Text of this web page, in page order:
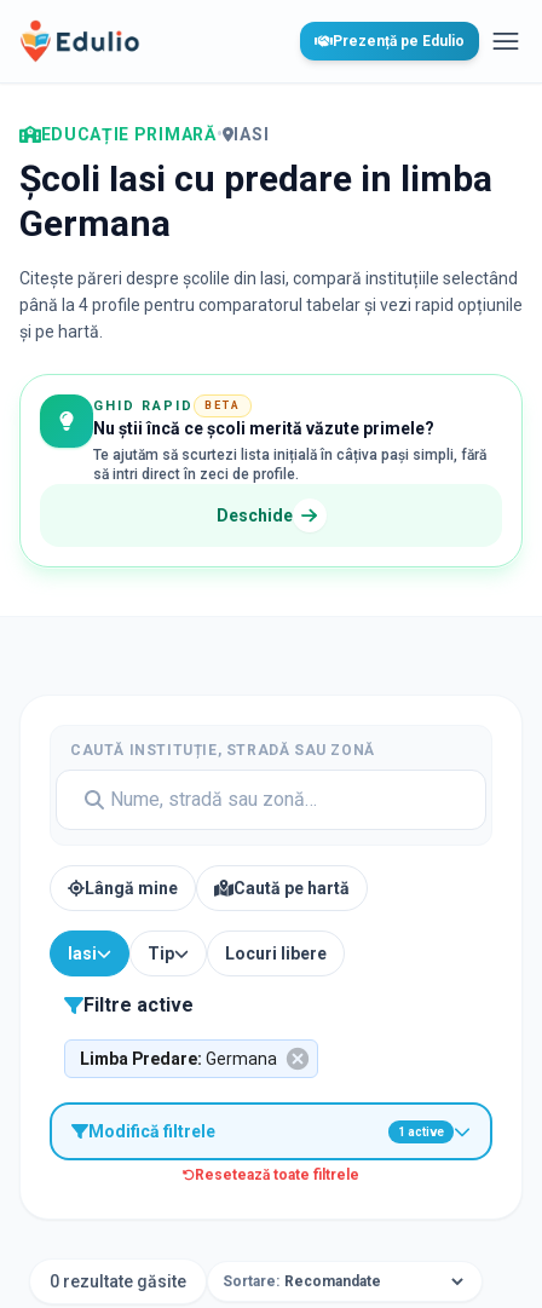
Edulio Prezență pe Edulio
EDUCAȚIE PRIMARĂ• IASI
Școli Iasi cu predare in limba
Germana
Citește păreri despre școlile din Iasi, compară instituțiile selectând
până la 4 profile pentru comparatorul tabelar și vezi rapid opțiunile
și pe hartă.
GHID RAPID BETA
Nu știi încă ce școli merită văzute primele?
Te ajutăm să scurtezi lista inițială în câțiva pași simpli, fără
să intri direct în zeci de profile.
Deschide
CAUTĂ INSTITUȚIE, STRADĂ SAU ZONĂ
Lângă mine Caută pe hartă
Iasi Tip Locuri libere
Filtre active
Limba Predare: Germana
Modifică filtrele 1 active
Resetează toate filtrele
0 rezultate găsite Sortare: